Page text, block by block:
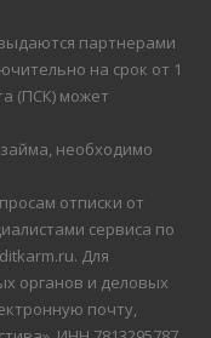
партнерами
на срок от 1
(ПСК) может
необходимо
отписки от
сервиса по
Для
органов и деловых
почту,